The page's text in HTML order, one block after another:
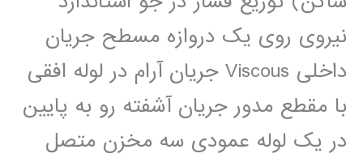
نیروی روی یک دروازه مسطح جریان
داخلی Viscous جریان آرام در لوله افقی
با مقطع مدور جریان آشفته رو به پایین
در یک لوله عمودی سه مخزن متصل